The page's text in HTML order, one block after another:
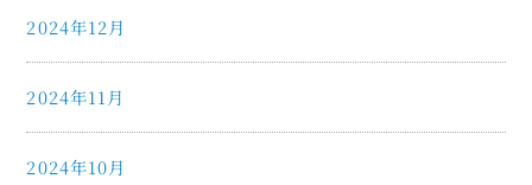
2024年12月
2024年11月
2024年10月